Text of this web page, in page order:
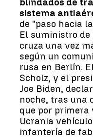
sistema
de "paso hacia
El suministro
cruza una vez
según un
rusa en Berlín.
Scholz, y el
Joe Biden,
noche, tras una
que por
Ucrania
infantería de